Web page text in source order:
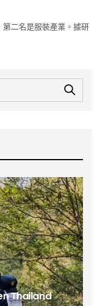
二名是服裝產業。據研
Thailand